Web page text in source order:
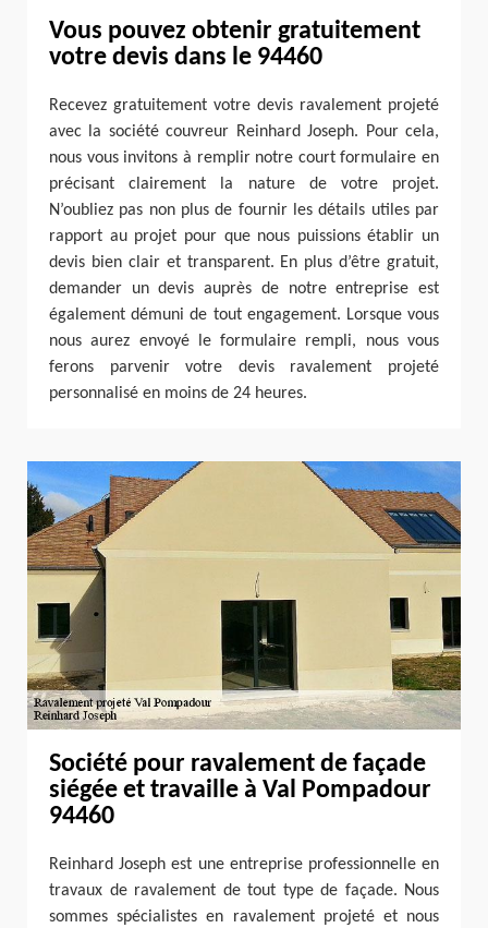
Vous pouvez obtenir gratuitement
votre devis dans le 94460
Recevez gratuitement votre devis ravalement projeté
avec la société couvreur Reinhard Joseph. Pour cela,
nous vous invitons à remplir notre court formulaire en
précisant clairement la nature de votre projet.
N’oubliez pas non plus de fournir les détails utiles par
rapport au projet pour que nous puissions établir un
devis bien clair et transparent. En plus d’être gratuit,
demander un devis auprès de notre entreprise est
également démuni de tout engagement. Lorsque vous
nous aurez envoyé le formulaire rempli, nous vous
ferons parvenir votre devis ravalement projeté
personnalisé en moins de 24 heures.
Société pour ravalement de façade
siégée et travaille à Val Pompadour
94460
Reinhard Joseph est une entreprise professionnelle en
travaux de ravalement de tout type de façade. Nous
sommes spécialistes en ravalement projeté et nous